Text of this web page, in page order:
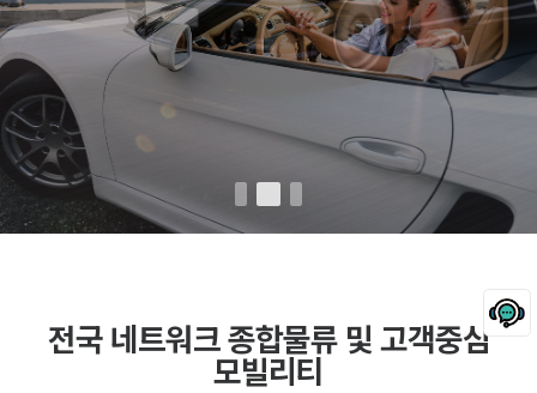
전국 네트워크 종합물류 및 고객중심
모빌리티